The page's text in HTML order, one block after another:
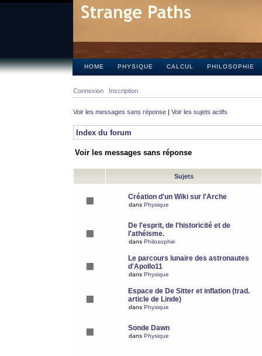
HOME PHYSIQUE CALCUL PHILOSOPHIE
Connexion Inscription
Voir les messages sans réponse | Voir les sujets actifs
Index du forum
Voir les messages sans réponse
Sujets
Création d'un Wiki sur l'Arche
dans Physique
De l'esprit, de l'historicité et de
l'athéisme.
dans Philosophie
Le parcours lunaire des astronautes
d'Apollo11
dans Physique
Espace de De Sitter et inflation (trad.
article de Linde)
dans Physique
Sonde Dawn
dans Physique